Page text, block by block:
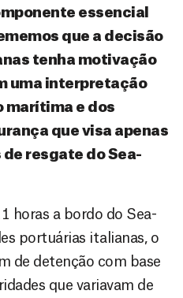
essencial
que a decisão
tenha motivação
uma interpretação
marítima e dos
que visa apenas
resgate do Sea-
horas a bordo do Sea-
portuárias italianas, o
de detenção com base
que variavam de